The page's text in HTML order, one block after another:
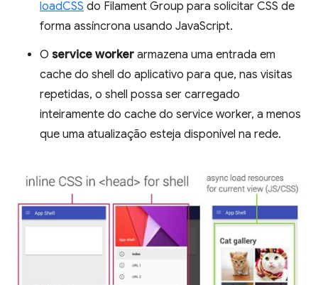
loadCSS do Filament Group para solicitar CSS de
forma assíncrona usando JavaScript.
O service worker armazena uma entrada em
cache do shell do aplicativo para que, nas visitas
repetidas, o shell possa ser carregado
inteiramente do cache do service worker, a menos
que uma atualização esteja disponível na rede.